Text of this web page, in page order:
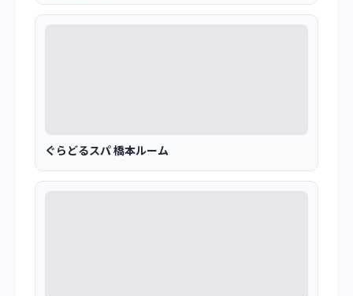
ぐらどるスパ 橋本ルーム